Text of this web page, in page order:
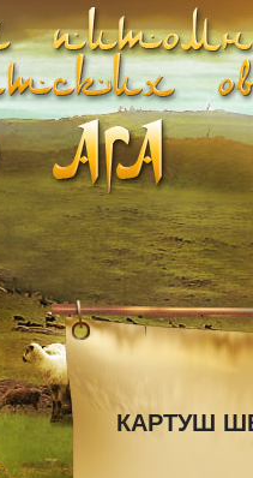
КАРТУШ